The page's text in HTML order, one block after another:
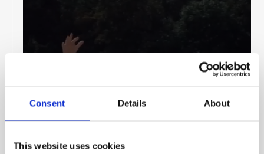
Consent Details About
This website uses cookies
Sie möchten sportliche Events automatisieren
und Ihre Fan-Base durch hochwertige Live-
Sie Ihre Spiel-Produktion effizient skalieren